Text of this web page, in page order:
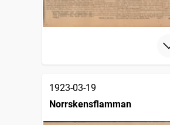
1923-03-19
Norrskensflamman